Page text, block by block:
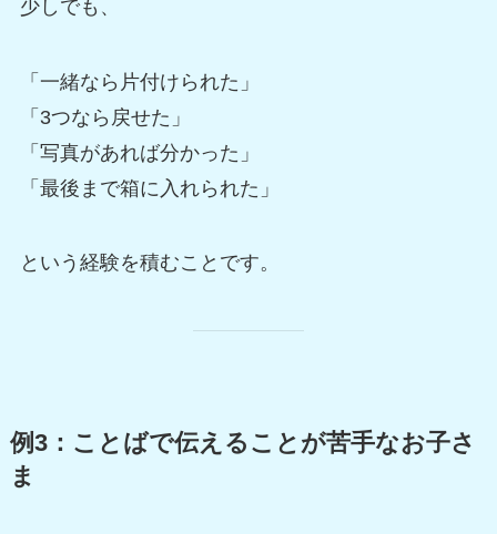
少しでも、
「一緒なら片付けられた」
「3つなら戻せた」
「写真があれば分かった」
「最後まで箱に入れられた」
という経験を積むことです。
例3：ことばで伝えることが苦手なお子さ
ま